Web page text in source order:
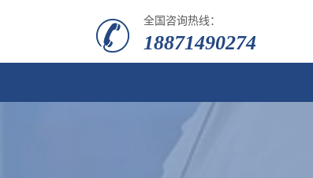
全国咨询热线：
18871490274